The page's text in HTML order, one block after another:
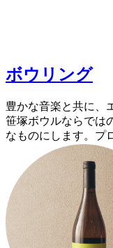
ボウリング
豊かな音楽と共に、
笹塚ボウルならでは
なものにします。プ